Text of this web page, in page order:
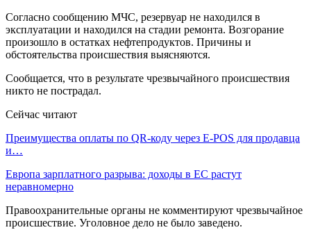
Согласно сообщению МЧС, резервуар не находился в
эксплуатации и находился на стадии ремонта. Возгорание
произошло в остатках нефтепродуктов. Причины и
обстоятельства происшествия выясняются.
Сообщается, что в результате чрезвычайного происшествия
никто не пострадал.
Сейчас читают
Преимущества оплаты по QR-коду через E-POS для продавца
и…
Европа зарплатного разрыва: доходы в ЕС растут
неравномерно
Правоохранительные органы не комментируют чрезвычайное
происшествие. Уголовное дело не было заведено.